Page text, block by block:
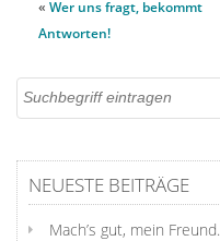
« Wer uns fragt, bekommt
Antworten!
NEUESTE BEITRÄGE
Mach’s gut, mein Freund.